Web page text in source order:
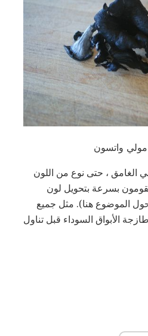
مولي واتسون
الغامق ، حتى نوع من اللون
بسرعة بتحويل لون
الموضوع هنا). مثل جميع
الأبواق السوداء قبل تناول